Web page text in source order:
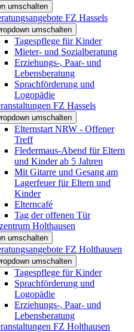
umschalten
FZ Hassels
umschalten
Tagespflege für Kinder
Mieter- und Sozialberatung
Erziehungs-, Paar- und
Lebensberatung
Sprachförderung und
Logopädie
FZ Hassels
umschalten
Elternstart NRW - Offener
Treff
Fledermaus-Abend für Eltern
und Kinder ab 5 Jahren
Mit Gitarre und Gesang am
Lagerfeuer für Eltern und
Kinder
Elterncafé
Tag der offenen Tür
Holthausen
umschalten
FZ Holthausen
umschalten
Tagespflege für Kinder
Sprachförderung und
Logopädie
Erziehungs-, Paar- und
Lebensberatung
FZ Holthausen